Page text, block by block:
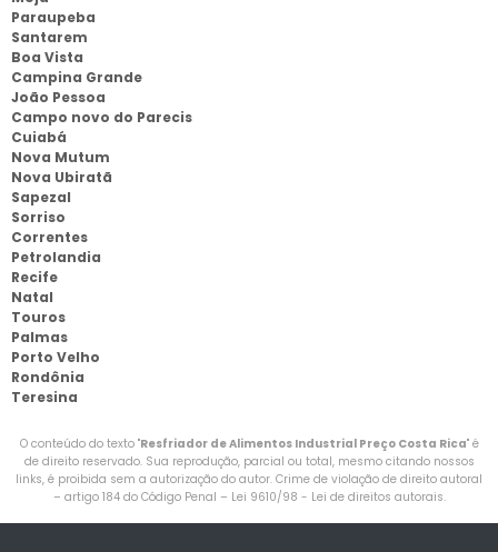
Paraupeba
Santarem
Boa Vista
Campina Grande
João Pessoa
Campo novo do Parecis
Cuiabá
Nova Mutum
Nova Ubiratã
Sapezal
Sorriso
Correntes
Petrolandia
Recife
Natal
Touros
Palmas
Porto Velho
Rondônia
Teresina
O conteúdo do texto "Resfriador de Alimentos Industrial Preço Costa Rica" é
de direito reservado. Sua reprodução, parcial ou total, mesmo citando nossos
links, é proibida sem a autorização do autor. Crime de violação de direito autoral
– artigo 184 do Código Penal – Lei 9610/98 - Lei de direitos autorais.